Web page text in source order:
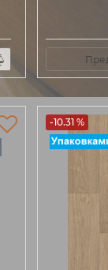
-10.31 %